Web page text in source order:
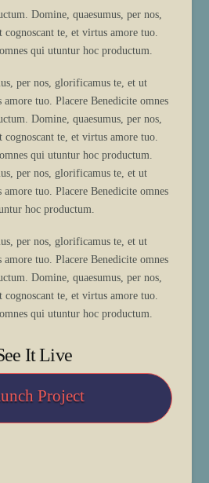
Domine, quaesumus, per nos,
te, et virtus amore tuo.
qui utuntur hoc productum.
per nos, glorificamus te, et ut
tuo. Placere Benedicite omnes
Domine, quaesumus, per nos,
te, et virtus amore tuo.
qui utuntur hoc productum.
per nos, glorificamus te, et ut
tuo. Placere Benedicite omnes
hoc productum.
per nos, glorificamus te, et ut
tuo. Placere Benedicite omnes
Domine, quaesumus, per nos,
te, et virtus amore tuo.
qui utuntur hoc productum.
It Live
Project